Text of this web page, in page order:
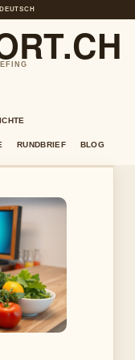
DEUTSCH
RUNDBRIEF BLOG